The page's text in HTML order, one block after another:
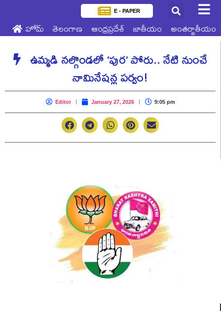
E - PAPER
హోమ్ తెలంగాణ ఆంధ్రప్రదేశ్ జాతీయం అంతర్జాతీయం
ఉమ్మడి నల్గొండలో ‘పుర’ పోరు.. నేటి నుంచే
నామినేషన్ల పర్వం!
Editor January 27, 2026 9:05 pm